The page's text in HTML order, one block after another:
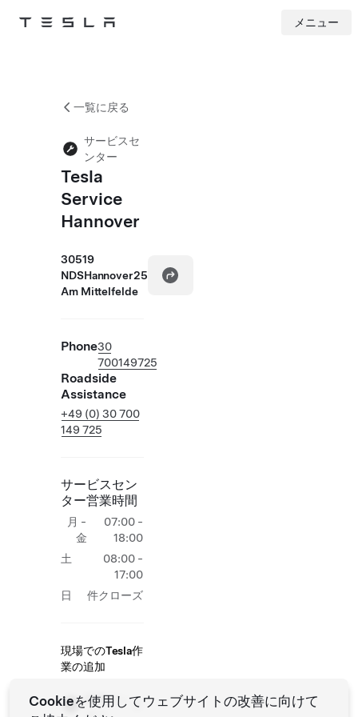
Tesla メニュー
一覧に戻る
サービスセ
ンター
Tesla
Service
Hannover
30519
NDSHannover25
Am Mittelfelde
Phone30
700149725
Roadside
Assistance
+49 (0) 30 700
149 725
サービスセン
ター営業時間
月 -
金
07:00 -
18:00
土
08:00 -
17:00
日
件クローズ
現場でのTesla作
業の追加
納車セン
Cookieを使用してウェブサイトの改善に向けて